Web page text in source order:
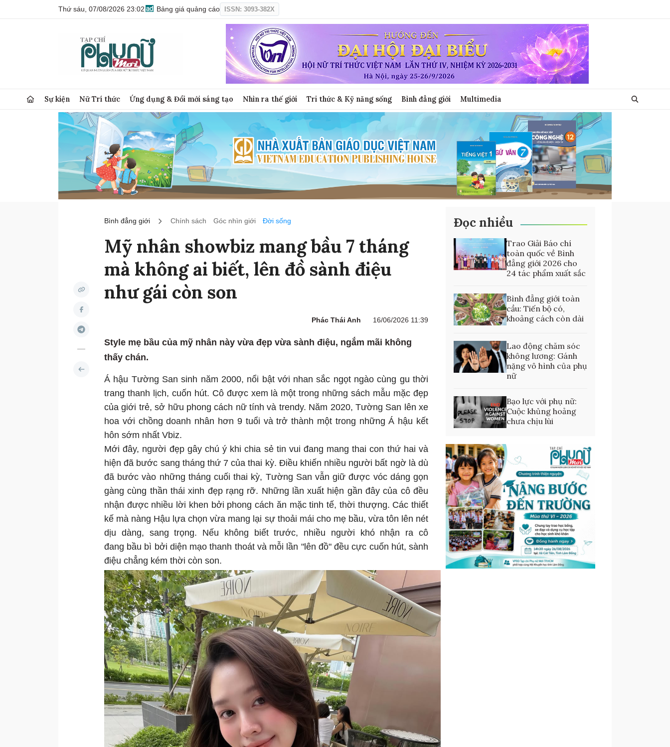
Thứ sáu, 07/08/2026 23:02 Bảng giá quảng cáo ISSN: 3093-382X
Sự kiện Nữ Trí thức Ứng dụng & Đổi mới sáng tạo Nhìn ra thế giới Tri thức & Kỹ năng sống Bình đẳng giới Multimedia
Bình đẳng giới Chính sách Góc nhìn giới Đời sống
Mỹ nhân showbiz mang bầu 7 tháng
mà không ai biết, lên đồ sành điệu
như gái còn son
Phác Thái Anh 16/06/2026 11:39
Style mẹ bầu của mỹ nhân này vừa đẹp vừa sành điệu, ngắm mãi không
thấy chán.
Á hậu Tường San sinh năm 2000, nổi bật với nhan sắc ngọt ngào cùng gu thời
trang thanh lịch, cuốn hút. Cô được xem là một trong những sách mẫu mặc đẹp
của giới trẻ, sở hữu phong cách nữ tính và trendy. Năm 2020, Tường San lên xe
hoa với chồng doanh nhân hơn 9 tuổi và trở thành một trong những Á hậu kết
hôn sớm nhất Vbiz.
Mới đây, người đẹp gây chú ý khi chia sẻ tin vui đang mang thai con thứ hai và
hiện đã bước sang tháng thứ 7 của thai kỳ. Điều khiến nhiều người bất ngờ là dù
đã bước vào những tháng cuối thai kỳ, Tường San vẫn giữ được vóc dáng gọn
gàng cùng thần thái xinh đẹp rạng rỡ. Những lần xuất hiện gần đây của cô đều
nhận được nhiều lời khen bởi phong cách ăn mặc tinh tế, thời thượng. Các thiết
kế mà nàng Hậu lựa chọn vừa mang lại sự thoải mái cho mẹ bầu, vừa tôn lên nét
dịu dàng, sang trọng. Nếu không biết trước, nhiều người khó nhận ra cô
đang bầu bì bởi diện mạo thanh thoát và mỗi lần "lên đồ" đều cực cuốn hút, sành
điệu chẳng kém thời còn son.
Đọc nhiều
Trao Giải Báo chí
toàn quốc về Bình
đẳng giới 2026 cho
24 tác phẩm xuất sắc
Bình đẳng giới toàn
cầu: Tiến bộ có,
khoảng cách còn dài
Lao động chăm sóc
không lương: Gánh
nặng vô hình của phụ
nữ
Bạo lực với phụ nữ:
Cuộc khủng hoảng
chưa chịu lùi